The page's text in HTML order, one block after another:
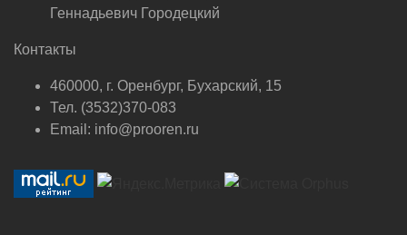
Геннадьевич Городецкий
Контакты
460000, г. Оренбург, Бухарский, 15
Тел. (3532)370-083
Email: info@prooren.ru